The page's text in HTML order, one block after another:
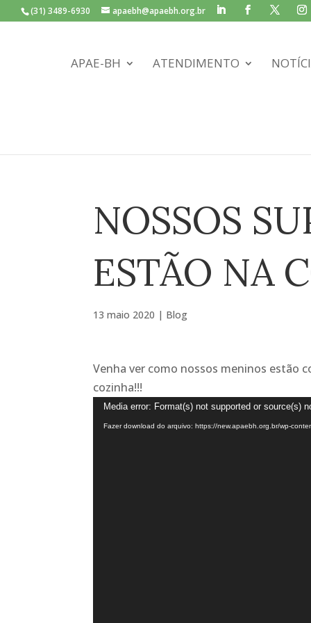
(31) 3489-6930 apaebh@apaebh.org.br
APAE-BH ATENDIMENTO
NOSSOS
ESTÃO NA
13 maio 2020 | Blog
Venha ver como nossos meninos estão
cozinha!!!
Tocador
de
Media error: Format(s) not supported or source(s)
Fazer download do arquivo: https://new.apaebh.org.br/wp-